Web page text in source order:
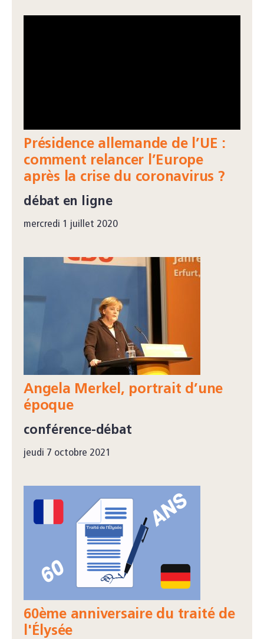
Présidence allemande de l’UE :
comment relancer l’Europe
après la crise du coronavirus ?
débat en ligne
mercredi 1 juillet 2020
Angela Merkel, portrait d’une
époque
conférence-débat
jeudi 7 octobre 2021
60ème anniversaire du traité de
l'Élysée